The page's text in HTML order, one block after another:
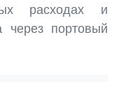
расходах и
через портовый